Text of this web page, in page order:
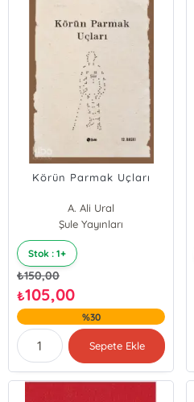
Körün Parmak Uçları
A. Ali Ural
Şule Yayınları
Stok : 1+
₺150,00
₺105,00
%30
Sepete Ekle